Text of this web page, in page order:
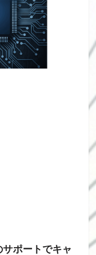
ポートでキャ